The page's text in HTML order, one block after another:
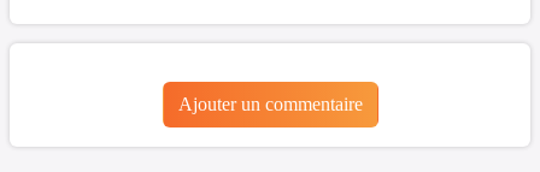
Ajouter un commentaire